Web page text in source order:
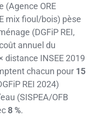
(Agence ORE
mix fioul/bois) pèse
(DGFiP REI,
annuel du
distance INSEE 2019
chacun pour 15
REI 2024)
(SISPEA/OFB
8 %.